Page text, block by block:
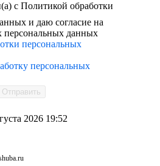
с Политикой обработки
и даю согласие на
персональных данных
персональных
персональных
Отправить
2026 19:52